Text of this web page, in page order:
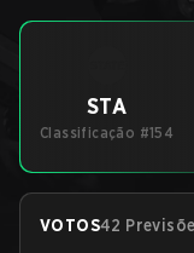
STA
Classificação #154
VOTOS42